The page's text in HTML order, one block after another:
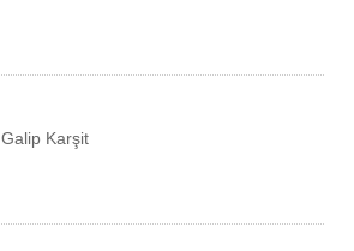
Galip Karşit